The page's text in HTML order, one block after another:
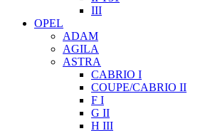
III
OPEL
ADAM
AGILA
ASTRA
CABRIO I
COUPE/CABRIO II
F I
G II
H III